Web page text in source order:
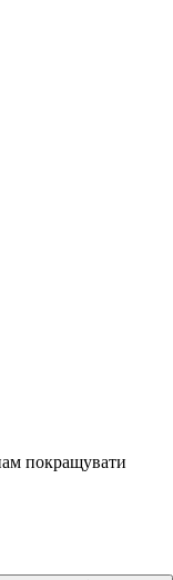
покращувати